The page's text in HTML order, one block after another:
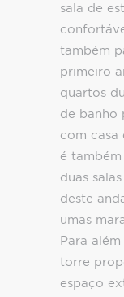
sala de
também
primeiro
quartos
de banho
com casa
é
duas
deste
umas
Para
torre
espaço